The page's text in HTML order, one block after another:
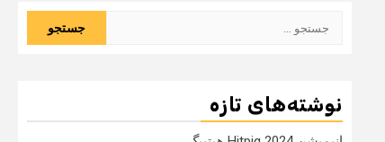
نوشته‌های تازه